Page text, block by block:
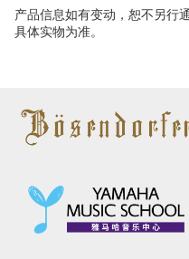
产品信息如有变动，恕不另行
具体实物为准。